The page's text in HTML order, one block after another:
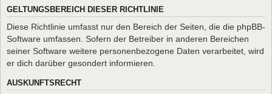
GELTUNGSBEREICH DIESER RICHTLINIE
Diese Richtlinie umfasst nur den Bereich der Seiten, die die phpBB-
Software umfassen. Sofern der Betreiber in anderen Bereichen
seiner Software weitere personenbezogene Daten verarbeitet, wird
er dich darüber gesondert informieren.
AUSKUNFTSRECHT